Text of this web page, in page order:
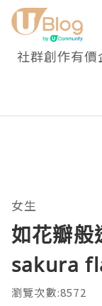
社群創作有價
女生
如花瓣般
sakura
瀏覽次數:8572